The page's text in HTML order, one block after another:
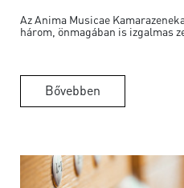
Az Anima Musicae
három, önmagában is izgalmas
Bővebben